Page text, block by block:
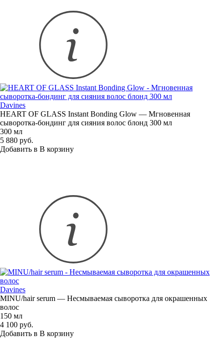
Davines
HEART OF GLASS Instant Bonding Glow — Мгновенная
сыворотка-бондинг для сияния волос блонд 300 мл
300 мл
5 880 руб.
Добавить в В корзину
Davines
MINU/hair serum — Несмываемая сыворотка для окрашенных
волос
150 мл
4 100 руб.
Добавить в В корзину